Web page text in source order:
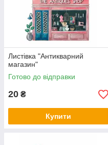
Листівка "Антикварний
магазин"
Готово до відправки
20 ₴
Купити